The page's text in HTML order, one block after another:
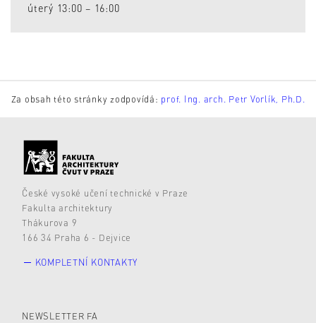
úterý 13:00 – 16:00
Za obsah této stránky zodpovídá: prof. Ing. arch. Petr Vorlík, Ph.D.
České vysoké učení technické v Praze
Fakulta architektury
Thákurova 9
166 34 Praha 6 - Dejvice
KOMPLETNÍ KONTAKTY
NEWSLETTER FA